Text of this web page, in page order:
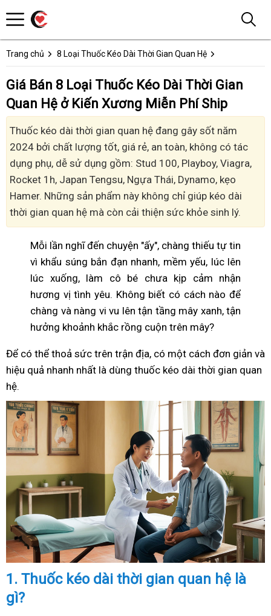
Trang chủ 8 Loại Thuốc Kéo Dài Thời Gian Quan Hệ
Giá Bán 8 Loại Thuốc Kéo Dài Thời Gian
Quan Hệ ở Kiến Xương Miễn Phí Ship
Thuốc kéo dài thời gian quan hệ đang gây sốt năm
2024 bởi chất lượng tốt, giá rẻ, an toàn, không có tác
dụng phụ, dễ sử dụng gồm: Stud 100, Playboy, Viagra,
Rocket 1h, Japan Tengsu, Ngựa Thái, Dynamo, kẹo
Hamer. Những sản phẩm này không chỉ giúp kéo dài
thời gian quan hệ mà còn cải thiện sức khỏe sinh lý.
Mỗi lần nghĩ đến chuyện "ấy", chàng thiếu tự tin
vì khẩu súng bắn đạn nhanh, mềm yếu, lúc lên
lúc xuống, làm cô bé chưa kịp cảm nhận
hương vị tình yêu. Không biết có cách nào để
chàng và nàng vi vu lên tận tầng mây xanh, tận
hưởng khoảnh khắc rồng cuộn trên mây?
Để có thể thoả sức trên trận địa, có một cách đơn giản và
hiệu quả nhanh nhất là dùng thuốc kéo dài thời gian quan
hệ.
1. Thuốc kéo dài thời gian quan hệ là
gì?